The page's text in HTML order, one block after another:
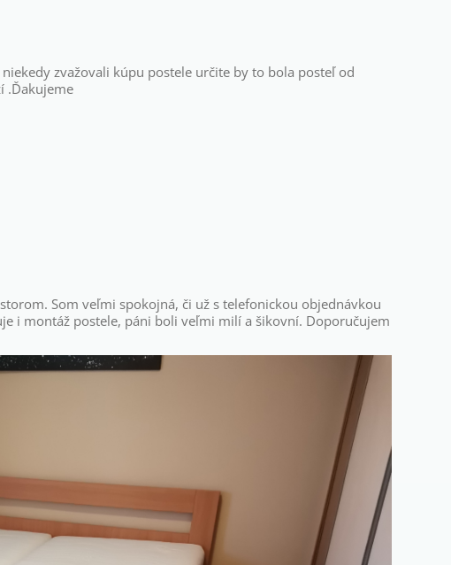
Som veľmi spokojná, či už s telefonickou objednávkou
i montáž postele, páni boli veľmi milí a šikovní. Doporučujem
zvažovali kúpu postele určite by to bola posteľ od
.Ďakujeme